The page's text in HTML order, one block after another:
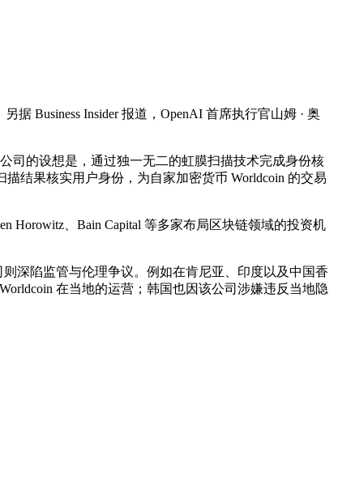
Business Insider 报道，OpenAI 首席执行官山姆 · 奥
司的设想是，通过独一无二的虹膜扫描技术完成身份核
结果核实用户身份，为自家加密货币 Worldcoin 的交易
Horowitz、Bain Capital 等多家布局区块链领域的投资机
深陷监管与伦理争议。例如在肯尼亚、印度以及中国香
在当地的运营；韩国也因该公司涉嫌违反当地隐